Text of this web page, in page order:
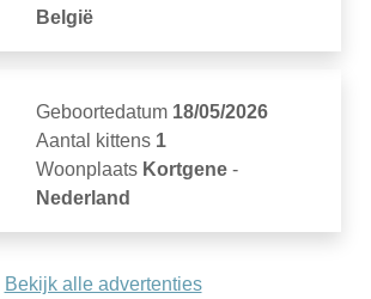
België
Geboortedatum 18/05/2026
Aantal kittens 1
Woonplaats Kortgene-
Nederland
Bekijk alle advertenties